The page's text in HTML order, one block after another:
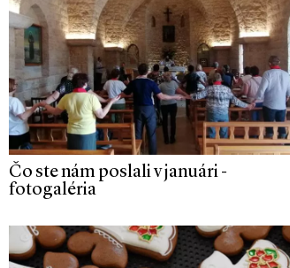
Čo ste nám poslali v januári -
fotogaléria